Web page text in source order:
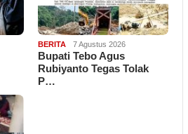
BERITA 7 Agustus 2026
Bupati Tebo Agus
Rubiyanto Tegas Tolak
P…